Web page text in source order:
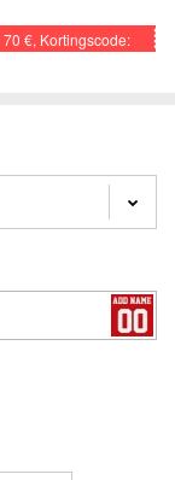
70 €, Kortingscode: